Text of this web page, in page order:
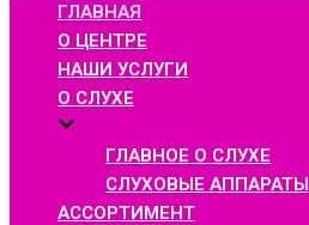
ГЛАВНАЯ
О ЦЕНТРЕ
НАШИ УСЛУГИ
О СЛУХЕ
ГЛАВНОЕ О СЛУХЕ
СЛУХОВЫЕ АППАРАТЫ
АССОРТИМЕНТ